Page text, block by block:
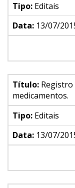
Tipo: Editais
Data: 13/07/
Título: Registro
medicamentos.
Tipo: Editais
Data: 13/07/